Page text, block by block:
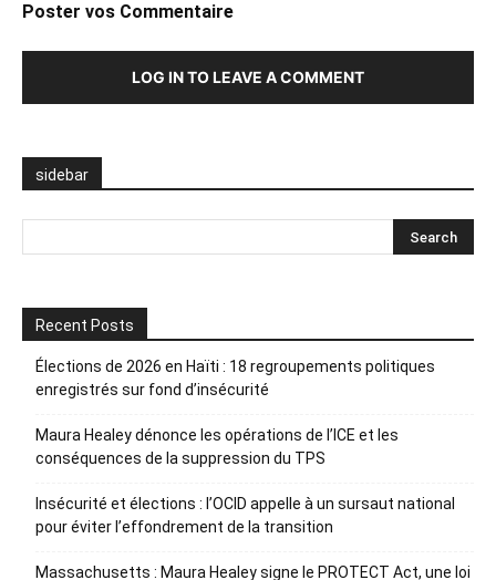
Poster vos Commentaire
LOG IN TO LEAVE A COMMENT
sidebar
Recent Posts
Élections de 2026 en Haïti : 18 regroupements politiques
enregistrés sur fond d’insécurité
Maura Healey dénonce les opérations de l’ICE et les
conséquences de la suppression du TPS
Insécurité et élections : l’OCID appelle à un sursaut national
pour éviter l’effondrement de la transition
Massachusetts : Maura Healey signe le PROTECT Act, une loi